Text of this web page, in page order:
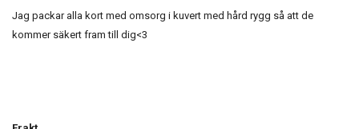
Jag packar alla kort med omsorg i kuvert med hård rygg så att de
kommer säkert fram till dig<3